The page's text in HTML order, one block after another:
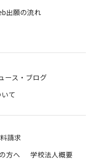
出願の流れ
ース・ブログ
て
請求
方へ 学校法人概要